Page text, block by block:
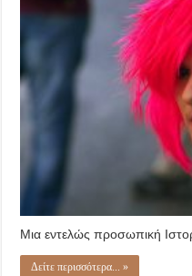
Μια εντελώς προσωπική
Δείτε περισσότερα... »